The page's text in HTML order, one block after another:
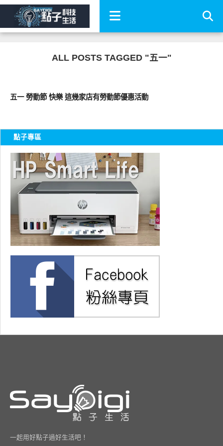
ALL POSTS TAGGED "五一"
五一 勞動節 快樂 這幾家店有勞動節優惠活動
點子專區
一起用好點子過好生活吧！